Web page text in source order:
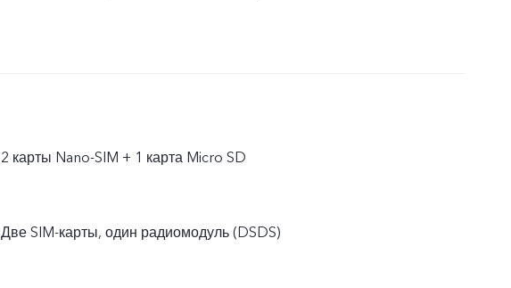
2 карты Nano-SIM + 1 карта Micro SD
Две SIM-карты, один радиомодуль (DSDS)